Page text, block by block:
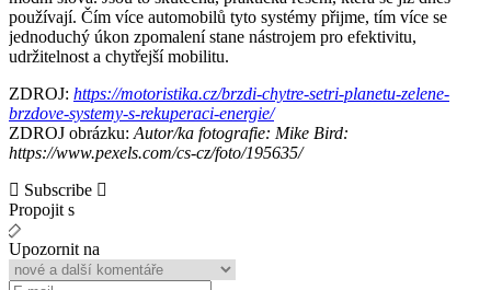
používají. Čím více automobilů tyto systémy přijme, tím více se
jednoduchý úkon zpomalení stane nástrojem pro efektivitu,
udržitelnost a chytřejší mobilitu.
ZDROJ: https://motoristika.cz/brzdi-chytre-setri-planetu-zelene-
brzdove-systemy-s-rekuperaci-energie/
ZDROJ obrázku: Autor/ka fotografie: Mike Bird:
https://www.pexels.com/cs-cz/foto/195635/
Subscribe
Propojit s
Upozornit na